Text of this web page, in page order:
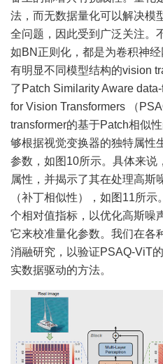
法，而无数据量化可以解决模
全问题，因此受到广泛关注。
如BN正则化，都是为卷积神
有明显不同模型结构的vision
了Patch Similarity Aware
for Vision Transformers （
transformer的基于Patch相似
够根据视觉变换器的独特属性
参数，如图10所示。具体来说
属性，并揭示了其在处理高斯
（补丁相似性），如图11所
个相对值指标，以优化高斯噪
它来校准量化参数。我们在各
消融研究，以验证PSAQ-ViT
实数据驱动的方法。